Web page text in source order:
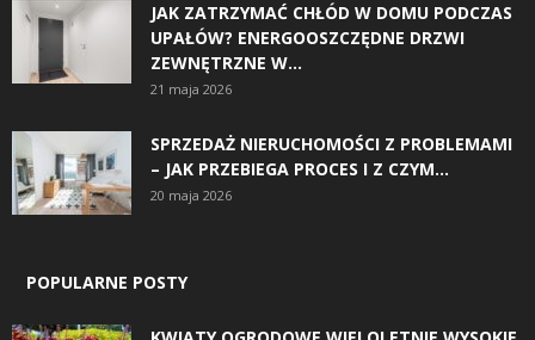
JAK ZATRZYMAĆ CHŁÓD W DOMU PODCZAS
UPAŁÓW? ENERGOOSZCZĘDNE DRZWI
ZEWNĘTRZNE W...
21 maja 2026
SPRZEDAŻ NIERUCHOMOŚCI Z PROBLEMAMI
– JAK PRZEBIEGA PROCES I Z CZYM...
20 maja 2026
POPULARNE POSTY